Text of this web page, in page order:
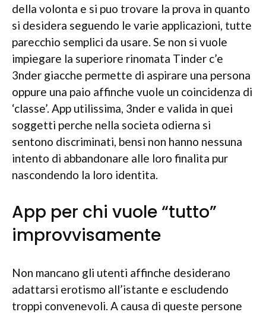
della volonta e si puo trovare la prova in quanto
si desidera seguendo le varie applicazioni, tutte
parecchio semplici da usare. Se non si vuole
impiegare la superiore rinomata Tinder c’e
3nder giacche permette di aspirare una persona
oppure una paio affinche vuole un coincidenza di
‘classe’. App utilissima, 3nder e valida in quei
soggetti perche nella societa odierna si
sentono discriminati, bensi non hanno nessuna
intento di abbandonare alle loro finalita pur
nascondendo la loro identita.
App per chi vuole “tutto”
improvvisamente
Non mancano gli utenti affinche desiderano
adattarsi erotismo all’istante e escludendo
troppi convenevoli. A causa di queste persone